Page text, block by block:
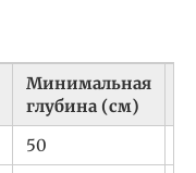
Минимальная
глубина (см)
50